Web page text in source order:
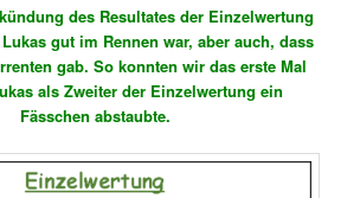
des Resultates der Einzelwertung
gut im Rennen war, aber auch, dass
gab. So konnten wir das erste Mal
als Zweiter der Einzelwertung ein
Fässchen abstaubte.